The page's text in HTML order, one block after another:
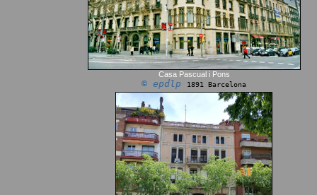
Casa Pascual i Pons
© epdlp 1891 Barcelona